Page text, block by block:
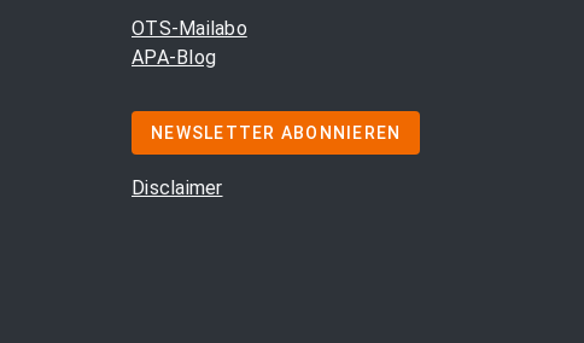
OTS-Mailabo
APA-Blog
NEWSLETTER ABONNIEREN
Disclaimer